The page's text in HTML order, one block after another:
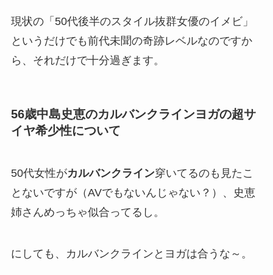
現状の「50代後半のスタイル抜群女優のイメビ」
というだけでも前代未聞の奇跡レベルなのですか
ら、それだけで十分過ぎます。
56歳中島史恵のカルバンクラインヨガの超サ
イヤ希少性について
50代女性がカルバンクライン穿いてるのも見たこ
とないですが（AVでもないんじゃない？）、史恵
姉さんめっちゃ似合ってるし。
にしても、カルバンクラインとヨガは合うな～。